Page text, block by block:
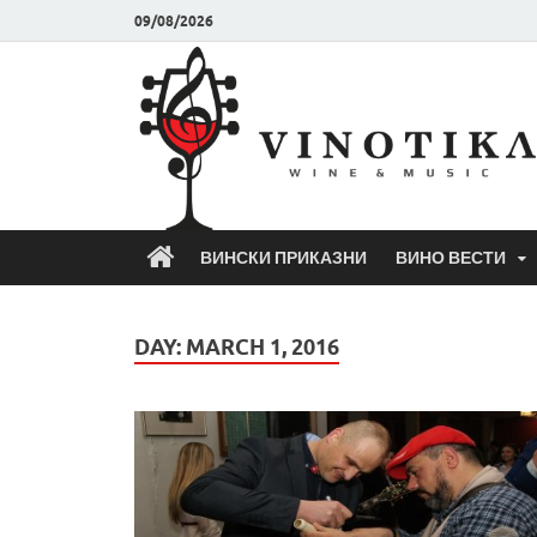
09/08/2026
ВИНСКИ ПРИКАЗНИ ВИНО ВЕСТИ
DAY: MARCH 1, 2016